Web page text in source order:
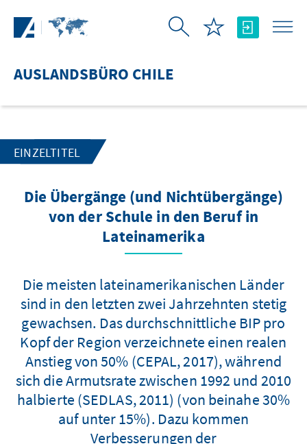
AUSLANDSBÜRO CHILE
EINZELTITEL
Die Übergänge (und Nichtübergänge)
von der Schule in den Beruf in
Lateinamerika
Die meisten lateinamerikanischen Länder
sind in den letzten zwei Jahrzehnten stetig
gewachsen. Das durchschnittliche BIP pro
Kopf der Region verzeichnete einen realen
Anstieg von 50% (CEPAL, 2017), während
sich die Armutsrate zwischen 1992 und 2010
halbierte (SEDLAS, 2011) (von beinahe 30%
auf unter 15%). Dazu kommen
Verbesserungen der